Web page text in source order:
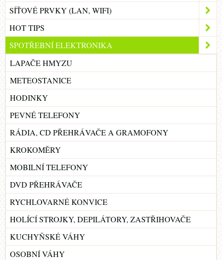
SÍŤOVÉ PRVKY (LAN, WIFI)
HOT TIPS
SPOTŘEBNÍ ELEKTRONIKA
LAPAČE HMYZU
METEOSTANICE
HODINKY
PEVNÉ TELEFONY
RÁDIA, CD PŘEHRÁVAČE A GRAMOFONY
KROKOMĚRY
MOBILNÍ TELEFONY
DVD PŘEHRÁVAČE
RYCHLOVARNÉ KONVICE
HOLÍCÍ STROJKY, DEPILÁTORY, ZASTŘIHOVAČE
KUCHYŇSKÉ VÁHY
OSOBNÍ VÁHY